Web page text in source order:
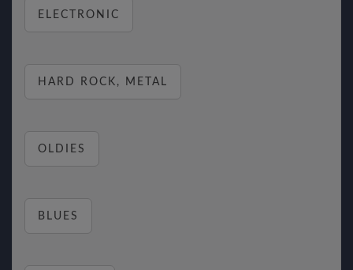
ELECTRONIC
HARD ROCK, METAL
OLDIES
BLUES